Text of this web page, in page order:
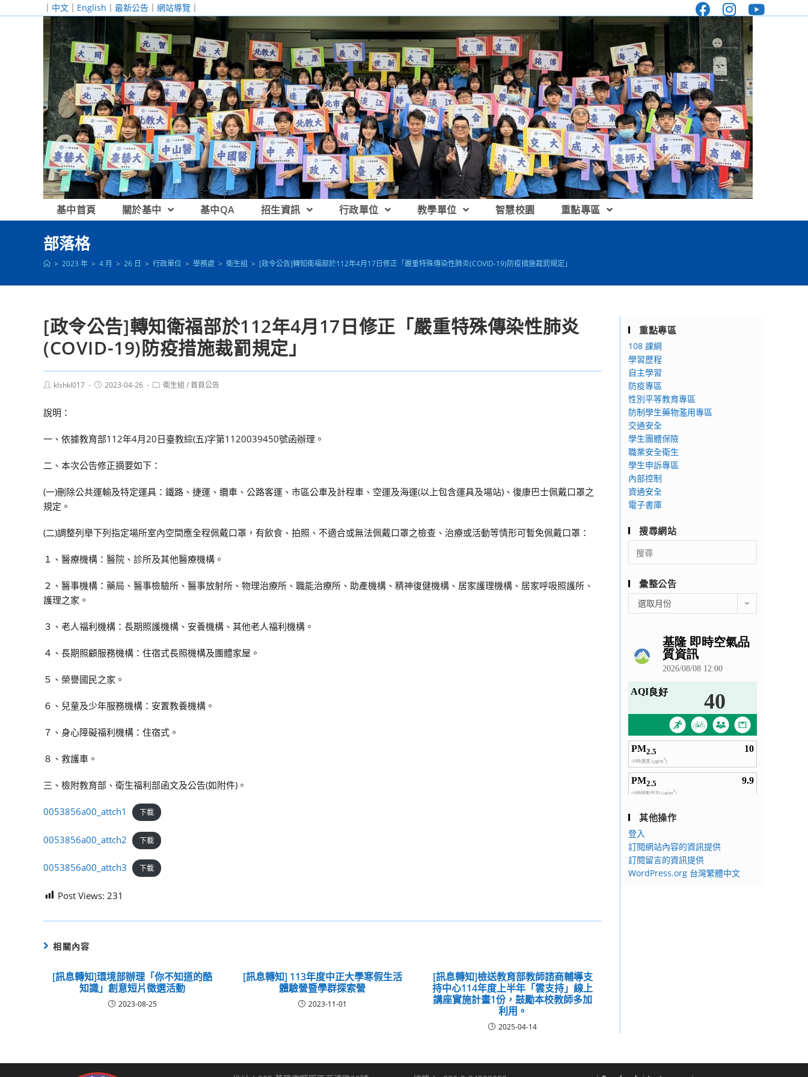
｜ 中文 ｜ English ｜ 最新公告 ｜ 網站導覽 ｜
基中首頁 關於基中 基中QA 招生資訊 行政單位 教學單位 智慧校園 重點專區
部落格
> 2023 年 > 4 月 > 26 日 > 行政單位 > 學務處 > 衛生組 > [政令公告]轉知衛福部於112年4月17日修正「嚴重特殊傳染性肺炎(COVID-19)防疫措施裁罰規定」
[政令公告]轉知衛福部於112年4月17日修正「嚴重特殊傳染性肺炎
(COVID-19)防疫措施裁罰規定」
Postklshkl017
Post2023-04-26
Post衛生組 /首頁公告
說明：
一、依據教育部112年4月20日臺教綜(五)字第1120039450號函辦理。
二、本次公告修正摘要如下：
(一)刪除公共運輸及特定運具：鐵路、捷運、纜車、公路客運、市區公車及計程車、空運及海運(以上包含運具及場站)、復康巴士佩戴口罩之
規定。
(二)調整列舉下列指定場所室內空間應全程佩戴口罩，有飲食、拍照、不適合或無法佩戴口罩之檢查、治療或活動等情形可暫免佩戴口罩：
１、醫療機構：醫院、診所及其他醫療機構。
２、醫事機構：藥局、醫事檢驗所、醫事放射所、物理治療所、職能治療所、助產機構、精神復健機構、居家護理機構、居家呼吸照護所、
護理之家。
３、老人福利機構：長期照護機構、安養機構、其他老人福利機構。
４、長期照顧服務機構：住宿式長照機構及團體家屋。
５、榮譽國民之家。
６、兒童及少年服務機構：安置教養機構。
７、身心障礙福利機構：住宿式。
８、救護車。
三、檢附教育部、衛生福利部函文及公告(如附件)。
0053856a00_attch1 下載
0053856a00_attch2 下載
0053856a00_attch3 下載
Post Views: 231
相關內容
[訊息轉知]環境部辦理「你不知道的酷
知識」創意短片徵選活動
2023-08-25
[訊息轉知] 113年度中正大學寒假生活
體驗營暨學群探索營
2023-11-01
[訊息轉知]檢送教育部教師諮商輔導支
持中心114年度上半年「雲支持」線上
講座實施計畫1份，鼓勵本校教師多加
利用。
2025-04-14
重點專區
108 課綱
學習歷程
自主學習
防疫專區
性別平等教育專區
防制學生藥物濫用專區
交通安全
學生團體保險
職業安全衛生
學生申訴專區
內部控制
資通安全
電子書庫
搜尋網站
Search
for:
彙整公告
整
選取月份
其他操作
登入
訂閱網站內容的資訊提供
訂閱留言的資訊提供
WordPress.org 台灣繁體中文